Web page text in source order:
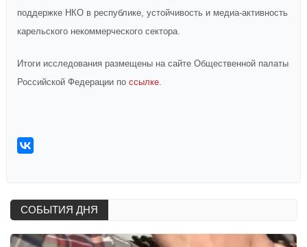
поддержке НКО в республике, устойчивость и медиа-активность
карельского некоммерческого сектора.
Итоги исследования размещены на сайте Общественной палаты
Российской Федерации по ссылке.
СОБЫТИЯ ДНЯ